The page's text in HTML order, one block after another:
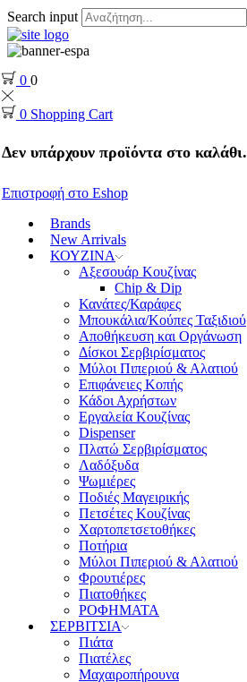
Search input
0 0
0 Shopping Cart
Δεν υπάρχουν προϊόντα στο καλάθι.
Επιστροφή στο Eshop
Brands
New Arrivals
ΚΟΥΖΙΝΑ
Αξεσουάρ Κουζίνας
Chip & Dip
Κανάτες/Καράφες
Μπουκάλια/Κούπες Ταξιδιού
Αποθήκευση και Οργάνωση
Δίσκοι Σερβιρίσματος
Μύλοι Πιπεριού & Αλατιού
Επιφάνειες Κοπής
Κάδοι Αχρήστων
Εργαλεία Κουζίνας
Dispenser
Πλατώ Σερβιρίσματος
Λαδόξυδα
Ψωμιέρες
Ποδιές Μαγειρικής
Πετσέτες Κουζίνας
Χαρτοπετσετοθήκες
Ποτήρια
Μύλοι Πιπεριού & Αλατιού
Φρουτιέρες
Πιατοθήκες
ΡΟΦΗΜΑΤΑ
ΣΕΡΒΙΤΣΙΑ
Πιάτα
Πιατέλες
Μαχαιροπήρουνα